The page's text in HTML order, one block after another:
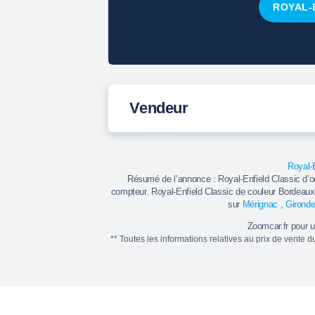
Vendeur
Royal-
Résumé de l’annonce : Royal-Enfield Classic
compteur. Royal-Enfield Classic de couleur
sur Mérignac
Zoomcar.fr pour
** Toutes les informations relatives au prix de vente